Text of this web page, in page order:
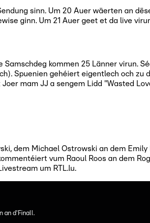
sinn. Um 20 Auer wäerten an
ginn. Um 21 Auer geet et da live
kommen 25 Länner virun.
Spuenien gehéiert eigentlech och zu
mam JJ a sengem Lidd "Wasted
dem Michael Ostrowski an dem
vum Raoul Roos an dem
um RTL.lu.
an d'Finall.